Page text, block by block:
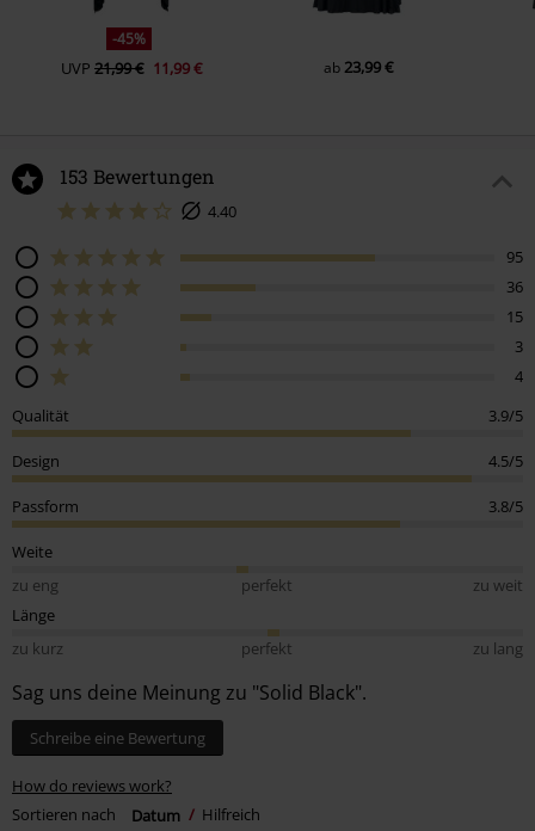
-45%
UVP 21,99 € 11,99 € ab 23,99 €
153 Bewertungen
4.40
95
36
15
3
4
Qualität
3.9/5
Design 4.5/5
Passform 3.8/5
Weite
zu eng
perfekt
zu weit
Länge
zu kurz
perfekt zu lang
Sag uns deine Meinung zu "Solid Black".
Schreibe eine Bewertung
How do reviews work?
Sortieren nach
Datum Hilfreich